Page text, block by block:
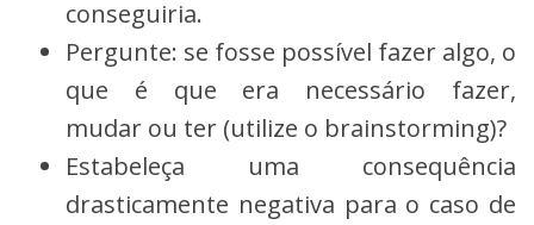
conseguiria.
Pergunte: se fosse possível fazer algo, o
que é que era necessário fazer,
mudar ou ter (utilize o brainstorming)?
Estabeleça uma consequência
drasticamente negativa para o caso de